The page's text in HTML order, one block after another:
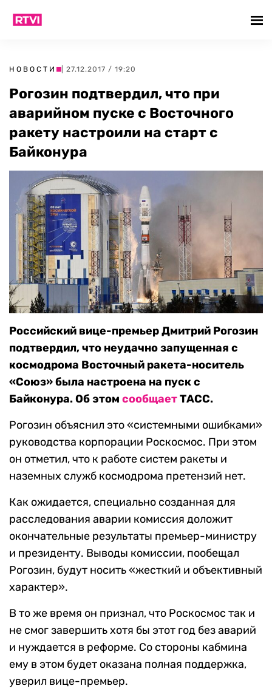
НОВОСТИ | 27.12.2017 / 19:20
Рогозин подтвердил, что при
аварийном пуске с Восточного
ракету настроили на старт с
Байконура
Российский вице-премьер Дмитрий Рогозин
подтвердил, что неудачно запущенная с
космодрома Восточный ракета-носитель
«Союз» была настроена на пуск с
Байконура. Об этом сообщаетТАСС.
Рогозин объяснил это «системными ошибками»
руководства корпорации Роскосмос. При этом
он отметил, что к работе систем ракеты и
наземных служб космодрома претензий нет.
Как ожидается, специально созданная для
расследования аварии комиссия доложит
окончательные результаты премьер-министру
и президенту. Выводы комиссии, пообещал
Рогозин, будут носить «жесткий и объективный
характер».
В то же время он признал, что Роскосмос так и
не смог завершить хотя бы этот год без аварий
и нуждается в реформе. Со стороны кабмина
ему в этом будет оказана полная поддержка,
уверил вице-премьер.